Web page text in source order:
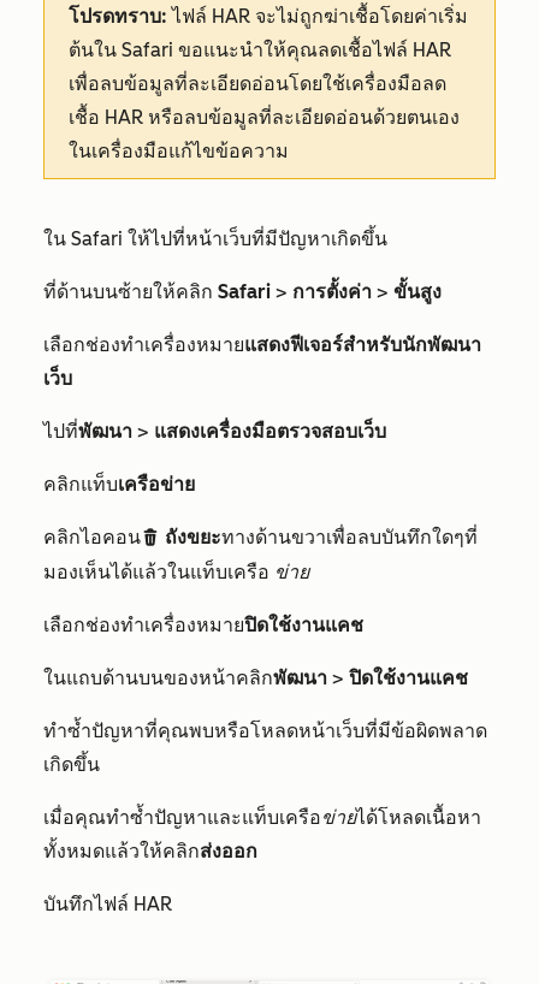
โปรดทราบ: ไฟล์ HAR จะไม่ถูกฆ่าเชื้อโดยค่าเริ่ม
ต้นใน Safari ขอแนะนำให้คุณลดเชื้อไฟล์ HAR
เพื่อลบข้อมูลที่ละเอียดอ่อนโดยใช้เครื่องมือลด
เชื้อ HAR หรือลบข้อมูลที่ละเอียดอ่อนด้วยตนเอง
ในเครื่องมือแก้ไขข้อความ
ใน Safari ให้ไปที่หน้าเว็บที่มีปัญหาเกิดขึ้น
ที่ด้านบนซ้ายให้คลิก Safari > การตั้งค่า > ขั้นสูง
เลือกช่องทำเครื่องหมายแสดงฟีเจอร์สำหรับนักพัฒนา
เว็บ
ไปที่พัฒนา > แสดงเครื่องมือตรวจสอบเว็บ
คลิกแท็บเครือข่าย
คลิกไอคอนdelete ถังขยะทางด้านขวาเพื่อลบบันทึกใดๆที่
มองเห็นได้แล้วในแท็บเครือ ข่าย
เลือกช่องทำเครื่องหมายปิดใช้งานแคช
ในแถบด้านบนของหน้าคลิกพัฒนา > ปิดใช้งานแคช
ทำซ้ำปัญหาที่คุณพบหรือโหลดหน้าเว็บที่มีข้อผิดพลาด
เกิดขึ้น
เมื่อคุณทำซ้ำปัญหาและแท็บเครือข่ายได้โหลดเนื้อหา
ทั้งหมดแล้วให้คลิกส่งออก
บันทึกไฟล์ HAR